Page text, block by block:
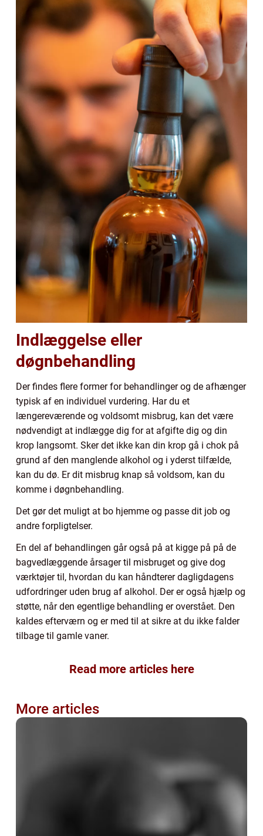
Indlæggelse eller
døgnbehandling
Der findes flere former for behandlinger og de afhænger
typisk af en individuel vurdering. Har du et
længereværende og voldsomt misbrug, kan det være
nødvendigt at indlægge dig for at afgifte dig og din
krop langsomt. Sker det ikke kan din krop gå i chok på
grund af den manglende alkohol og i yderst tilfælde,
kan du dø. Er dit misbrug knap så voldsom, kan du
komme i døgnbehandling.
Det gør det muligt at bo hjemme og passe dit job og
andre forpligtelser.
En del af behandlingen går også på at kigge på på de
bagvedlæggende årsager til misbruget og give dog
værktøjer til, hvordan du kan håndterer dagligdagens
udfordringer uden brug af alkohol. Der er også hjælp og
støtte, når den egentlige behandling er overstået. Den
kaldes efterværn og er med til at sikre at du ikke falder
tilbage til gamle vaner.
Read more articles here
More articles